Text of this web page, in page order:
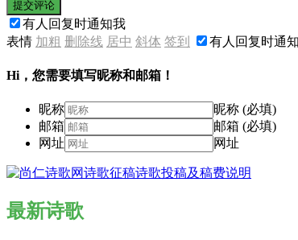
提交评论
有人回复时通知我
表情 加粗 删除线 居中 斜体 签到 有人回复时通
Hi，您需要填写昵称和邮箱！
昵称
昵称 (必填)
邮箱
邮箱 (必填)
网址
网址
最新诗歌